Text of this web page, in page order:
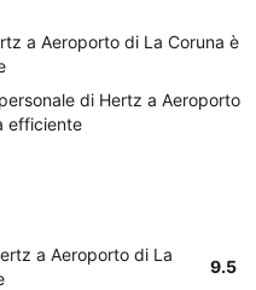
a Aeroporto di La Coruna è
di Hertz a Aeroporto
efficiente
a Aeroporto di La
9.5